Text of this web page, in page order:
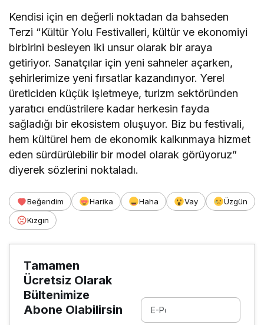
Kendisi için en değerli noktadan da bahseden
Terzi “Kültür Yolu Festivalleri, kültür ve ekonomiyi
birbirini besleyen iki unsur olarak bir araya
getiriyor. Sanatçılar için yeni sahneler açarken,
şehirlerimize yeni fırsatlar kazandırıyor. Yerel
üreticiden küçük işletmeye, turizm sektöründen
yaratıcı endüstrilere kadar herkesin fayda
sağladığı bir ekosistem oluşuyor. Biz bu festivali,
hem kültürel hem de ekonomik kalkınmaya hizmet
eden sürdürülebilir bir model olarak görüyoruz”
diyerek sözlerini noktaladı.
Beğendim Harika Haha Vay
Üzgün
Kızgın
Tamamen
Ücretsiz Olarak
Bültenimize
Abone Olabilirsin